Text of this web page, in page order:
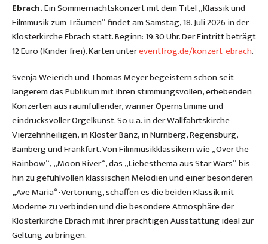
Ebrach.Ein Sommernachtskonzert mit dem Titel „Klassik und
Filmmusik zum Träumen“ findet am Samstag, 18. Juli 2026 in der
Klosterkirche Ebrach statt. Beginn: 19:30 Uhr. Der Eintritt beträgt
12 Euro (Kinder frei). Karten untereventfrog.de/konzert-ebrach.
Svenja Weierich und Thomas Meyer begeistern schon seit
längerem das Publikum mit ihren stimmungsvollen, erhebenden
Konzerten aus raumfüllender, warmer Opernstimme und
eindrucksvoller Orgelkunst. So u.a. in der Wallfahrtskirche
Vierzehnheiligen, in Kloster Banz, in Nürnberg, Regensburg,
Bamberg und Frankfurt. Von Filmmusikklassikern wie „Over the
Rainbow“, „Moon River“, das „Liebesthema aus Star Wars“ bis
hin zu gefühlvollen klassischen Melodien und einer besonderen
„Ave Maria“-Vertonung, schaffen es die beiden Klassik mit
Moderne zu verbinden und die besondere Atmosphäre der
Klosterkirche Ebrach mit ihrer prächtigen Ausstattung ideal zur
Geltung zu bringen.